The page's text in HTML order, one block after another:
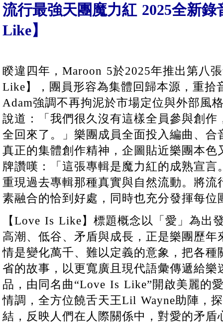
流行最強天團魔力紅 2025全新
Like】
睽違四年，Maroon 5於2025年推出第八
Like】，團員形容為集體回歸本源，重拾
Adam強調不再拘泥於市場定位與外部風
說道：「我們很久沒有這樣全員參與創作
全回來了。」樂團成員全面投入編曲、合
真正的集體創作精神，企圖貼近樂團本色
牌讚嘆：「這張專輯是魔力紅的成熟宣
重現過去專輯那種真實與自然流動。將流
素融合的恰到好處，同時也充分發揮每位
【Love Is Like】標題概念以「愛」為出
高潮、低谷、矛盾與成長，正是樂團歷
情是變化萬千、難以定義的意象，把各種
省的故事，以更寬廣且現代語彙傳遞給樂
品，由同名曲“Love Is Like”開啟美麗的
情調，全方位饒舌天王Lil Wayne助陣，
結，反映人們在人際關係中，對愛的矛盾